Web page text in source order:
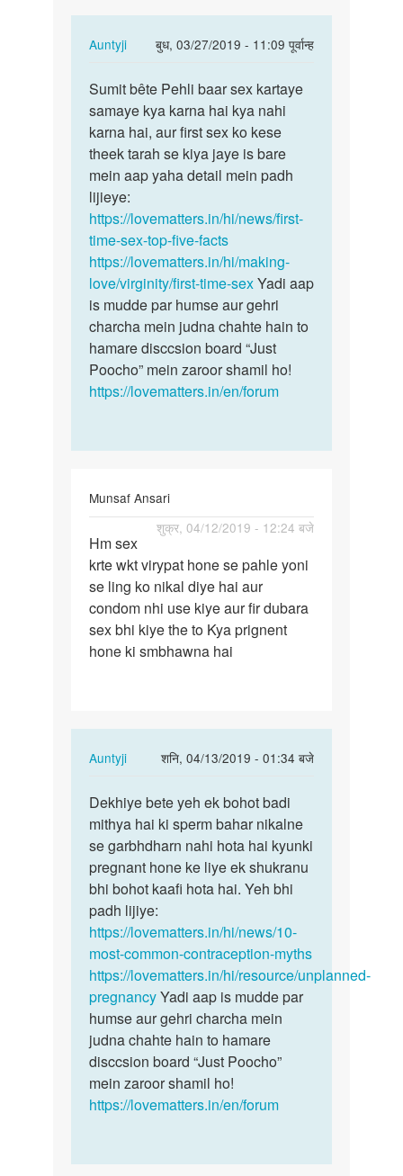
Auntyji
बुध, 03/27/2019 - 11:09 पूर्वान्ह
In
to
sex
kaise
kiya
jata
hai…
by
sumit
kumar
Sumit
bête
Pehli
baar
sex…
Sumit bête Pehli baar sex kartaye
samaye kya karna hai kya nahi
karna hai, aur first sex ko kese
theek tarah se kiya jaye is bare
mein aap yaha detail mein padh
lijieye:
https://lovematters.in/hi/news/first-
time-sex-top-five-facts
https://lovematters.in/hi/making-
love/virginity/first-time-sexYadi aap
is mudde par humse aur gehri
charcha mein judna chahte hain to
hamare disccsion board “Just
Poocho” mein zaroor shamil ho!
https://lovematters.in/en/forum
Munsaf Ansari
शुक्र, 04/12/2019 - 12:24 बजे
Hm
sex
krte
wkt
virypat
hone…
Hm sex
krte wkt virypat hone se pahle yoni
se ling ko nikal diye hai aur
condom nhi use kiye aur fir dubara
sex bhi kiye the to Kya prignent
hone ki smbhawna hai
Auntyji
शनि, 04/13/2019 - 01:34 बजे
In
to
Hm
sex
krte
wkt
virypat
hone…
by
Munsaf
Ansari
Dekhiye
bete
yeh
ek
bohot…
Dekhiye bete yeh ek bohot badi
mithya hai ki sperm bahar nikalne
se garbhdharn nahi hota hai kyunki
pregnant hone ke liye ek shukranu
bhi bohot kaafi hota hai. Yeh bhi
padh lijiye:
https://lovematters.in/hi/news/10-
most-common-contraception-myths
https://lovematters.in/hi/resource/unplanned-
pregnancyYadi aap is mudde par
humse aur gehri charcha mein
judna chahte hain to hamare
disccsion board “Just Poocho”
mein zaroor shamil ho!
https://lovematters.in/en/forum